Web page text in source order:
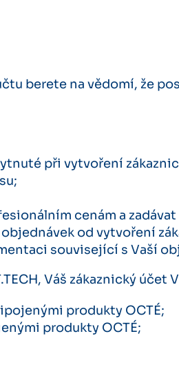
berete na vědomí, že
při vytvoření
cenám a
od vytvoření
související s Vaší
Váš zákaznický účet
produkty OCTÉ;
produkty OCTÉ;